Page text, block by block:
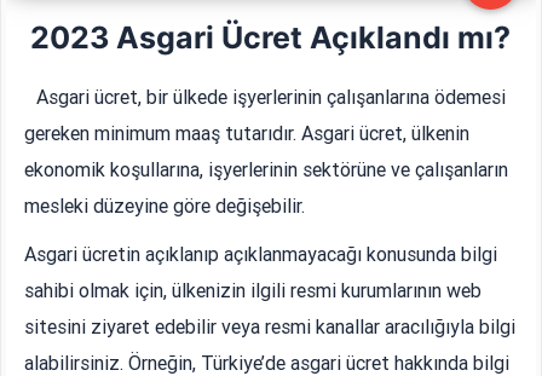
2023 Asgari Ücret Açıklandı mı?
Asgari ücret, bir ülkede işyerlerinin çalışanlarına ödemesi
gereken minimum maaş tutarıdır. Asgari ücret, ülkenin
ekonomik koşullarına, işyerlerinin sektörüne ve çalışanların
mesleki düzeyine göre değişebilir.
Asgari ücretin açıklanıp açıklanmayacağı konusunda bilgi
sahibi olmak için, ülkenizin ilgili resmi kurumlarının web
sitesini ziyaret edebilir veya resmi kanallar aracılığıyla bilgi
alabilirsiniz. Örneğin, Türkiye’de asgari ücret hakkında bilgi